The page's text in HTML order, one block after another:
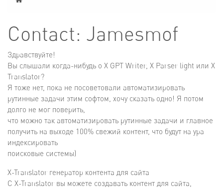
Contact: Jamesmof
Здравствуйте!
Вы слышали когда-нибудь о X GPT Writer, X Parser light или X
Translator?
Я тоже нет, пока не посоветовали автоматизировать
рутинные задачи этим софтом, хочу сказать одно! Я потом
долго не мог поверить,
что можно так автоматизировать рутинные задачи и главное
получить на выходе 100% свежий контент, что будут на ура
индексировать
поисковые системы)
X-Translator генератор контента для сайта
С X-Translator вы можете создавать контент для сайта,